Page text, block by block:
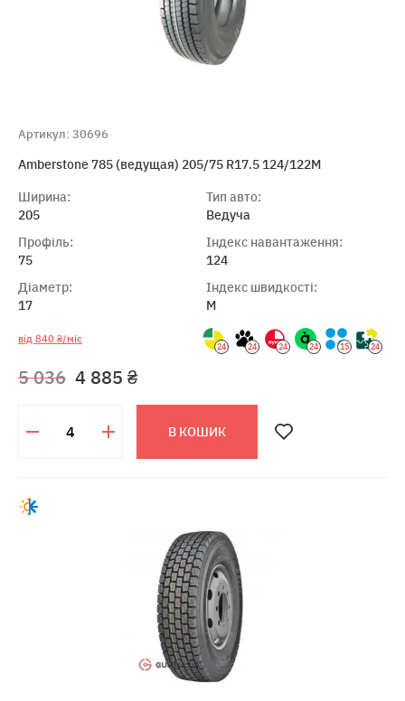
Артикул: 30696
Amberstone 785 (ведущая) 205/75 R17.5 124/122M
Ширина:
205
Профіль:
75
Діаметр:
17
Тип авто:
Ведуча
Індекс навантаження:
124
Індекс швидкості:
M
від 840 ₴/міс
24 24 24 24 15 24
5 036 4 885 ₴
В КОШИК